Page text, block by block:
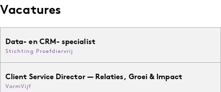
Vacatures
Data- en CRM- specialist
Stichting Proefdiervrij
Client Service Director — Relaties, Groei & Impact
VormVijf